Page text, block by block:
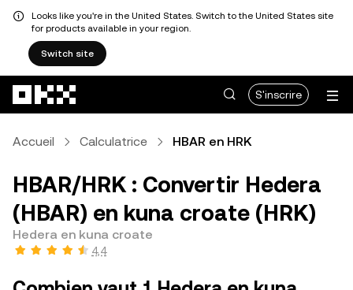
Looks like you're in the United States. Switch to the United States site
for products available in your region.
Switch site
S'inscrire
Accueil Calculatrice HBAR en HRK
HBAR/HRK : Convertir Hedera
(HBAR) en kuna croate (HRK)
Hedera en kuna croate
4,4